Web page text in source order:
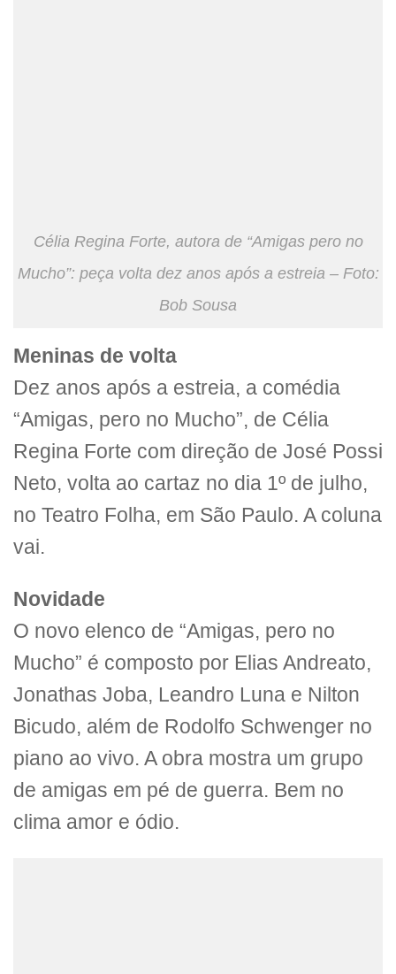
Célia Regina Forte, autora de “Amigas pero no
Mucho”: peça volta dez anos após a estreia – Foto:
Bob Sousa
Meninas de volta
Dez anos após a estreia, a comédia
“Amigas, pero no Mucho”, de Célia
Regina Forte com direção de José Possi
Neto, volta ao cartaz no dia 1º de julho,
no Teatro Folha, em São Paulo. A coluna
vai.
Novidade
O novo elenco de “Amigas, pero no
Mucho” é composto por Elias Andreato,
Jonathas Joba, Leandro Luna e Nilton
Bicudo, além de Rodolfo Schwenger no
piano ao vivo. A obra mostra um grupo
de amigas em pé de guerra. Bem no
clima amor e ódio.